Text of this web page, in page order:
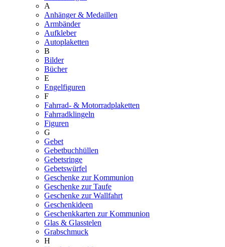
A
Anhänger & Medaillen
Armbänder
Aufkleber
Autoplaketten
B
Bilder
Bücher
E
Engelfiguren
F
Fahrrad- & Motorradplaketten
Fahrradklingeln
Figuren
G
Gebet
Gebetbuchhüllen
Gebetsringe
Gebetswürfel
Geschenke zur Kommunion
Geschenke zur Taufe
Geschenke zur Wallfahrt
Geschenkideen
Geschenkkarten zur Kommunion
Glas & Glasstelen
Grabschmuck
H